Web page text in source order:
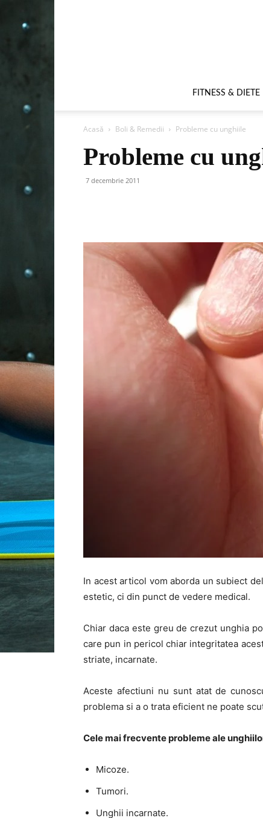
FITNESS & DIETE
Acasă Boli & Remedii Probleme cu unghiile
Probleme cu
7 decembrie 2011
In acest articol vom aborda un subiect
estetic, ci din punct de vedere medical.
Chiar daca este greu de crezut unghia
care pun in pericol chiar integritatea
striate, incarnate.
Aceste afectiuni nu sunt atat de
problema si a o trata eficient ne poate
Cele mai frecvente probleme ale
Micoze.
Tumori.
Unghii incarnate.